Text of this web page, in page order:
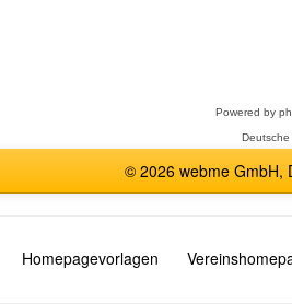
Powered by
© 2026 webme GmbH,
Homepagevorlagen